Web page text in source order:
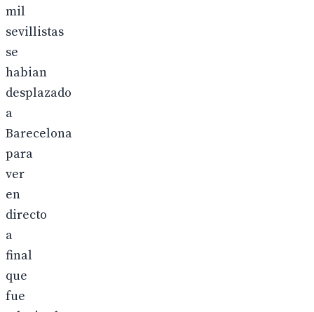
mil
sevillistas
se
habian
desplazado
a
Barecelona
para
ver
en
directo
a
final
que
fue